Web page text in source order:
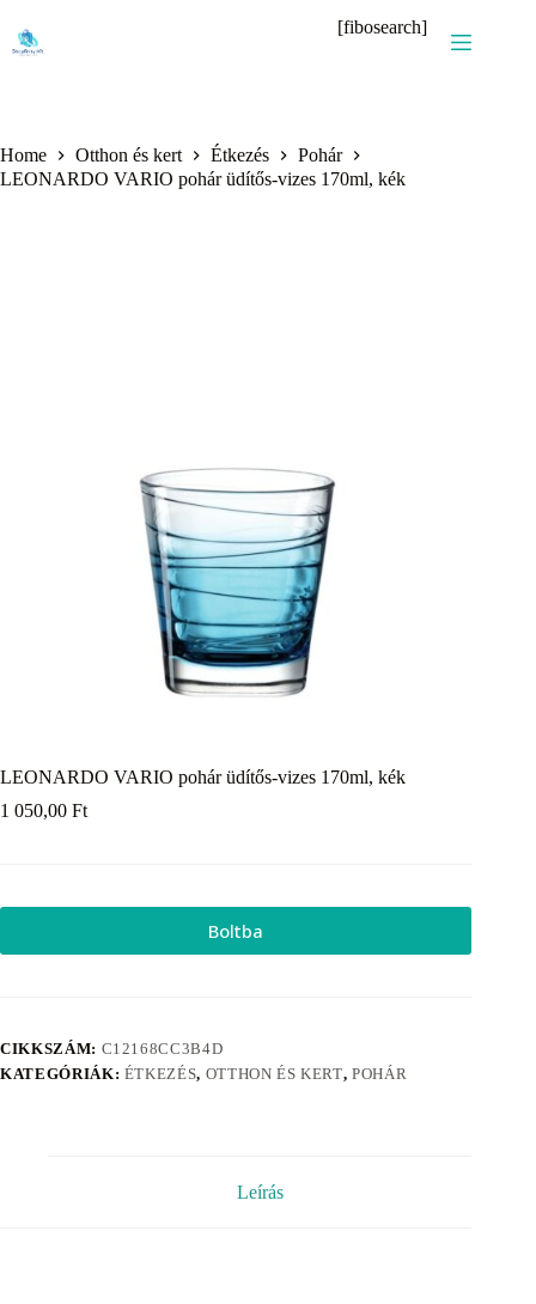
content
[fibosearch]
Home Otthon és kert Étkezés
Pohár
LEONARDO VARIO pohár üdítős-vizes 170ml, kék
LEONARDO VARIO pohár üdítős-vizes 170ml, kék
1 050,00 Ft
Boltba
CIKKSZÁM: C12168CC3B4D
KATEGÓRIÁK: ÉTKEZÉS, OTTHON ÉS KERT,POHÁR
Leírás